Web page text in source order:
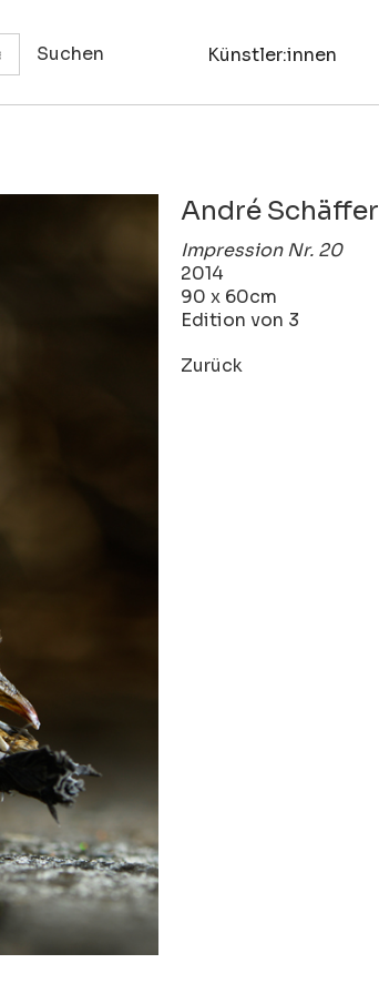
Künstler:innen
André Schäffer
Impression Nr. 20
2014
90 x 60cm
Edition von 3
Zurück